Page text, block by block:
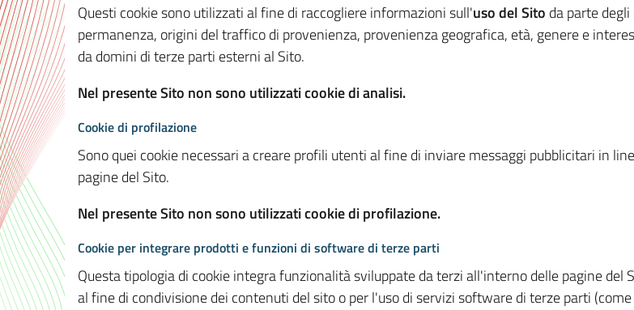
Questi cookie sono utilizzati al fine di raccogliere informazioni sull'uso del Sito da parte
permanenza, origini del traffico di provenienza, provenienza geografica, età, genere e
da domini di terze parti esterni al Sito.
Nel presente Sito non sono utilizzati cookie di analisi.
Cookie di profilazione
Sono quei cookie necessari a creare profili utenti al fine di inviare messaggi pubblicitari in
pagine del Sito.
Nel presente Sito non sono utilizzati cookie di profilazione.
Cookie per integrare prodotti e funzioni di software di terze parti
Questa tipologia di cookie integra funzionalità sviluppate da terzi all'interno delle pagine
al fine di condivisione dei contenuti del sito o per l'uso di servizi software di terze parti